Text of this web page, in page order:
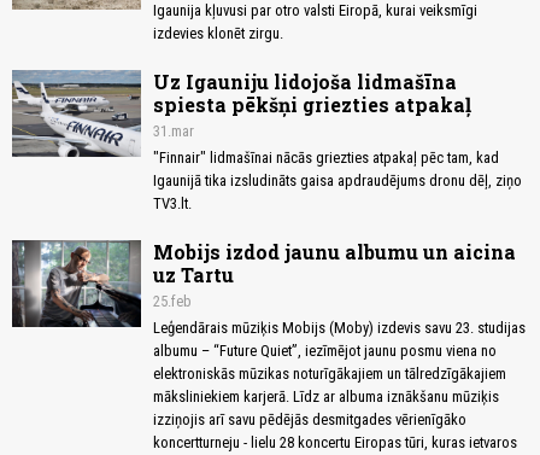
Igaunija kļuvusi par otro valsti Eiropā, kurai veiksmīgi
izdevies klonēt zirgu.
Uz Igauniju lidojoša lidmašīna
spiesta pēkšņi griezties atpakaļ
31.mar
"Finnair" lidmašīnai nācās griezties atpakaļ pēc tam, kad
Igaunijā tika izsludināts gaisa apdraudējums dronu dēļ, ziņo
TV3.lt.
Mobijs izdod jaunu albumu un aicina
uz Tartu
25.feb
Leģendārais mūziķis Mobijs (Moby) izdevis savu 23. studijas
albumu – “Future Quiet”, iezīmējot jaunu posmu viena no
elektroniskās mūzikas noturīgākajiem un tālredzīgākajiem
māksliniekiem karjerā. Līdz ar albuma iznākšanu mūziķis
izziņojis arī savu pēdējās desmitgades vērienīgāko
koncertturneju - lielu 28 koncertu Eiropas tūri, kuras ietvaros